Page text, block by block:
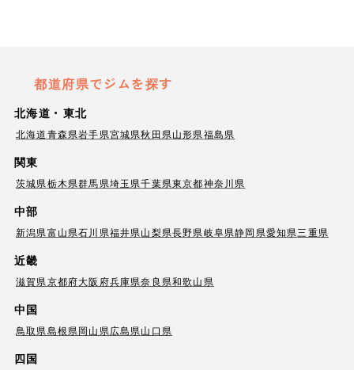
都道府県でジムを探す
北海道・東北
北海道青森県岩手県宮城県秋田県山形県福島県
関東
茨城県栃木県群馬県埼玉県千葉県東京都神奈川県
中部
新潟県富山県石川県福井県山梨県長野県岐阜県静岡県愛知県三重県
近畿
滋賀県京都府大阪府兵庫県奈良県和歌山県
中国
鳥取県島根県岡山県広島県山口県
四国